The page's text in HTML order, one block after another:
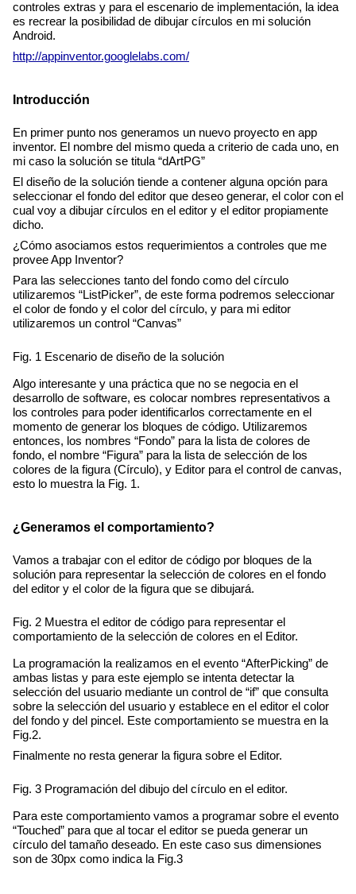
controles extras y para el escenario de implementación, la idea
es recrear la posibilidad de dibujar círculos en mi solución
Android.
http://appinventor.googlelabs.com/
Introducción
En primer punto nos generamos un nuevo proyecto en app
inventor. El nombre del mismo queda a criterio de cada uno, en
mi caso la solución se titula “dArtPG”
El diseño de la solución tiende a contener alguna opción para
seleccionar el fondo del editor que deseo generar, el color con el
cual voy a dibujar círculos en el editor y el editor propiamente
dicho.
¿Cómo asociamos estos requerimientos a controles que me
provee App Inventor?
Para las selecciones tanto del fondo como del círculo
utilizaremos “ListPicker”, de este forma podremos seleccionar
el color de fondo y el color del círculo, y para mi editor
utilizaremos un control “Canvas”
Fig. 1 Escenario de diseño de la solución
Algo interesante y una práctica que no se negocia en el
desarrollo de software, es colocar nombres representativos a
los controles para poder identificarlos correctamente en el
momento de generar los bloques de código. Utilizaremos
entonces, los nombres “Fondo” para la lista de colores de
fondo, el nombre “Figura” para la lista de selección de los
colores de la figura (Círculo), y Editor para el control de canvas,
esto lo muestra la Fig. 1.
¿Generamos el comportamiento?
Vamos a trabajar con el editor de código por bloques de la
solución para representar la selección de colores en el fondo
del editor y el color de la figura que se dibujará.
Fig. 2 Muestra el editor de código para representar el
comportamiento de la selección de colores en el Editor.
La programación la realizamos en el evento “AfterPicking” de
ambas listas y para este ejemplo se intenta detectar la
selección del usuario mediante un control de “if” que consulta
sobre la selección del usuario y establece en el editor el color
del fondo y del pincel. Este comportamiento se muestra en la
Fig.2.
Finalmente no resta generar la figura sobre el Editor.
Fig. 3 Programación del dibujo del círculo en el editor.
Para este comportamiento vamos a programar sobre el evento
“Touched” para que al tocar el editor se pueda generar un
círculo del tamaño deseado. En este caso sus dimensiones
son de 30px como indica la Fig.3